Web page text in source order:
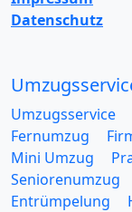
Datenschutz
Umzugsservice
Fernumzug
Mini Umzug
Seniorenumzug
Entrümpelung